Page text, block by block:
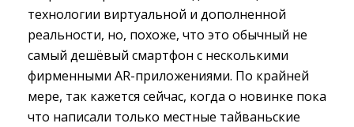
технологии виртуальной и дополненной
реальности, но, похоже, что это обычный не
самый дешёвый смартфон с несколькими
фирменными AR-приложениями. По крайней
мере, так кажется сейчас, когда о новинке пока
что написали только местные тайваньские